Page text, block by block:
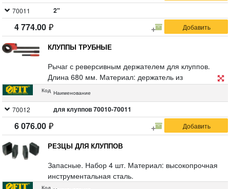
70011 2"
4 774.00
КЛУППЫ ТРУБНЫЕ
Рычаг с реверсивным держателем для клуппов.
Длина 680 мм. Материал: держатель из
высококачественного чугуна, рычаг из
на ручку из ABS пластика.
Упаковка: картонная коробка.
Код Наименование
70012 для клуппов 70010-70011
6 076.00
РЕЗЦЫ ДЛЯ КЛУППОВ
Запасные. Набор 4 шт. Материал: высокопрочная
инструментальная сталь.
Код